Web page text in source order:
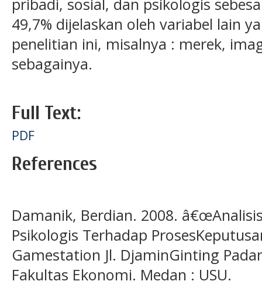
49,7% dijelaskan oleh variabel lain
penelitian ini, misalnya : merek,
sebagainya.
Full Text:
PDF
References
Damanik, Berdian. 2008.
Psikologis Terhadap
Gamestation Jl. DjaminGinting
Fakultas Ekonomi. Medan : USU.